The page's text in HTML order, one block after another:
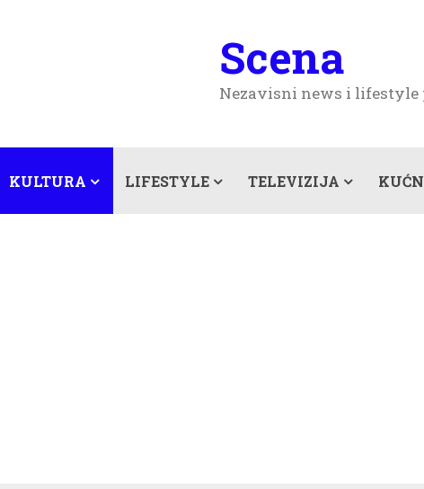
Scena
Nezavisni news i lifestyle
KULTURA LIFESTYLE TELEVIZIJA